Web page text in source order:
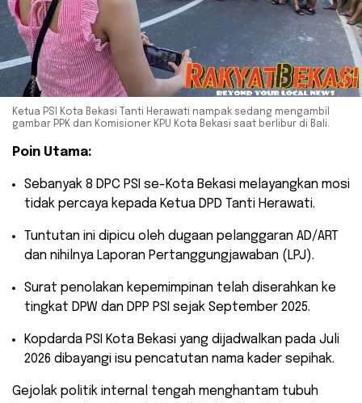
Ketua PSI Kota Bekasi Tanti Herawati nampak sedang mengambil
gambar PPK dan Komisioner KPU Kota Bekasi saat berlibur di Bali.
Poin Utama:
​Sebanyak 8 DPC PSI se-Kota Bekasi melayangkan mosi
tidak percaya kepada Ketua DPD Tanti Herawati.
​Tuntutan ini dipicu oleh dugaan pelanggaran AD/ART
dan nihilnya Laporan Pertanggungjawaban (LPJ).
​Surat penolakan kepemimpinan telah diserahkan ke
tingkat DPW dan DPP PSI sejak September 2025.
​Kopdarda PSI Kota Bekasi yang dijadwalkan pada Juli
2026 dibayangi isu pencatutan nama kader sepihak.
​Gejolak politik internal tengah menghantam tubuh